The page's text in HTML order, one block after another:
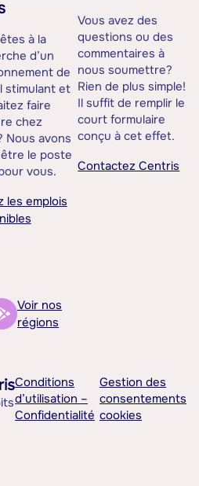
à la
d’un
de
stimulant et
faire
chez
Nous avons
le poste
vous.
les emplois
Vous avez des
questions ou des
commentaires à
nous soumettre?
Rien de plus simple!
Il suffit de remplir le
court formulaire
conçu à cet effet.
Contactez Centris
Voir nos
régions
Conditions
d’utilisation –
Confidentialité
Gestion des
consentements
cookies